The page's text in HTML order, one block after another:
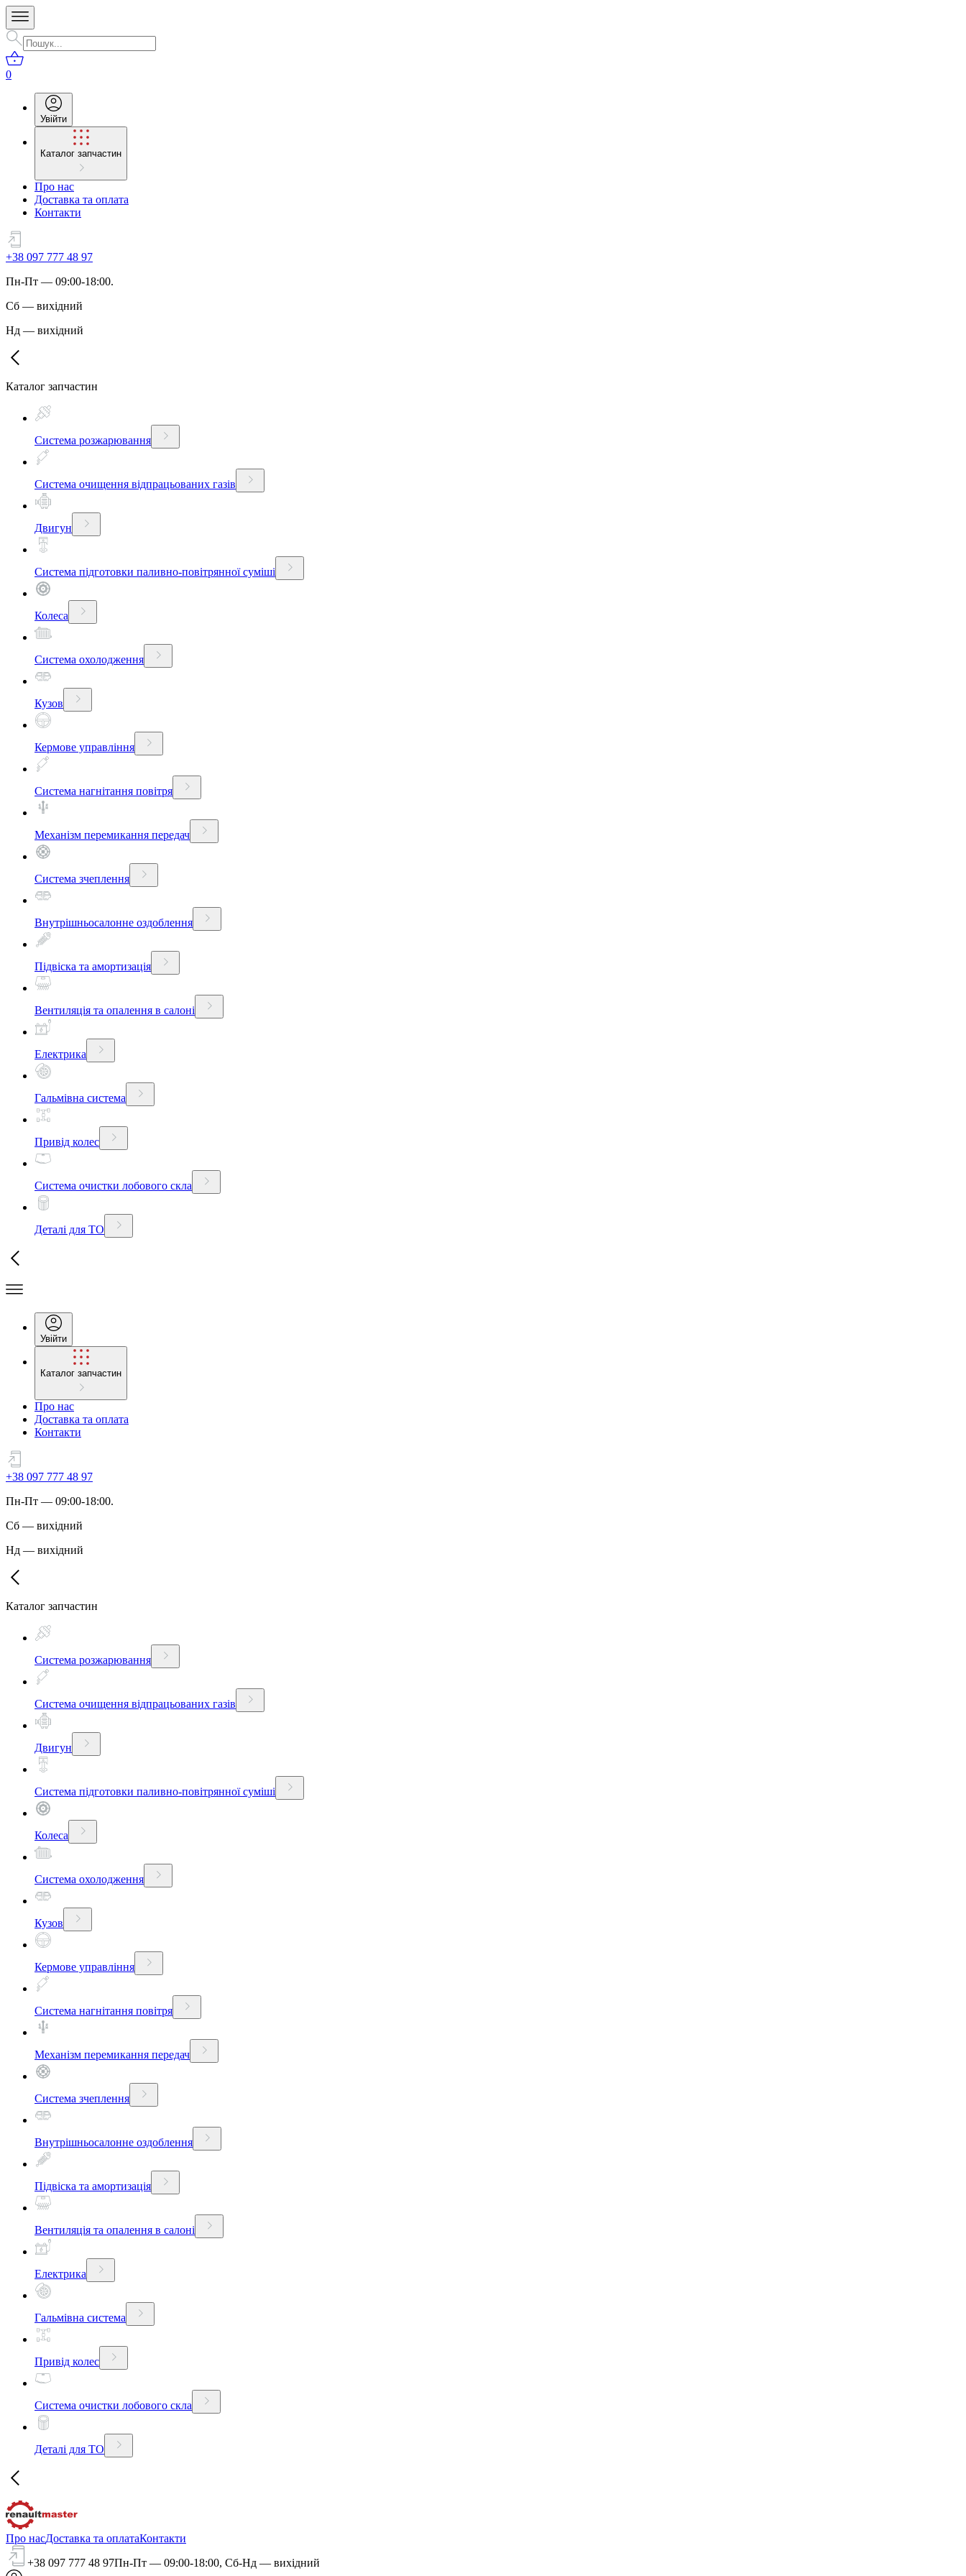
0
Увійти
Каталог запчастин
Про нас
Доставка та оплата
Контакти
+38 097 777 48 97
Пн-Пт — 09:00-18:00.
Сб — вихідний
Нд — вихідний
Каталог запчастин
Система розжарювання
Система очищення відпрацьованих газів
Двигун
Система підготовки паливно-повітрянної суміші
Колеса
Система охолодження
Кузов
Кермове управління
Система нагнітання повітря
Механізм перемикання передач
Система зчеплення
Внутрішньосалонне оздоблення
Підвіска та амортизація
Вентиляція та опалення в салоні
Електрика
Гальмівна система
Привід колес
Система очистки лобового скла
Деталі для ТО
Увійти
Каталог запчастин
Про нас
Доставка та оплата
Контакти
+38 097 777 48 97
Пн-Пт — 09:00-18:00.
Сб — вихідний
Нд — вихідний
Каталог запчастин
Система розжарювання
Система очищення відпрацьованих газів
Двигун
Система підготовки паливно-повітрянної суміші
Колеса
Система охолодження
Кузов
Кермове управління
Система нагнітання повітря
Механізм перемикання передач
Система зчеплення
Внутрішньосалонне оздоблення
Підвіска та амортизація
Вентиляція та опалення в салоні
Електрика
Гальмівна система
Привід колес
Система очистки лобового скла
Деталі для ТО
Про насДоставка та оплатаКонтакти
+38 097 777 48 97Пн-Пт — 09:00-18:00, Сб-Нд — вихідний